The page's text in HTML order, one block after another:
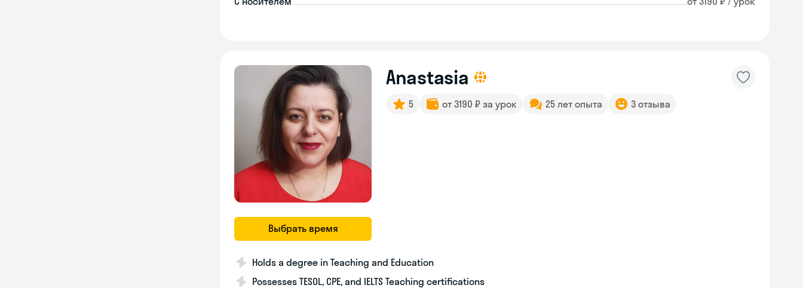
Выбрать время
Anastasia
5 от 3190 ₽ за урок 25 лет опыта 3 отзыва
Holds a degree in Teaching and Education
Possesses TESOL, CPE, and IELTS Teaching certifications